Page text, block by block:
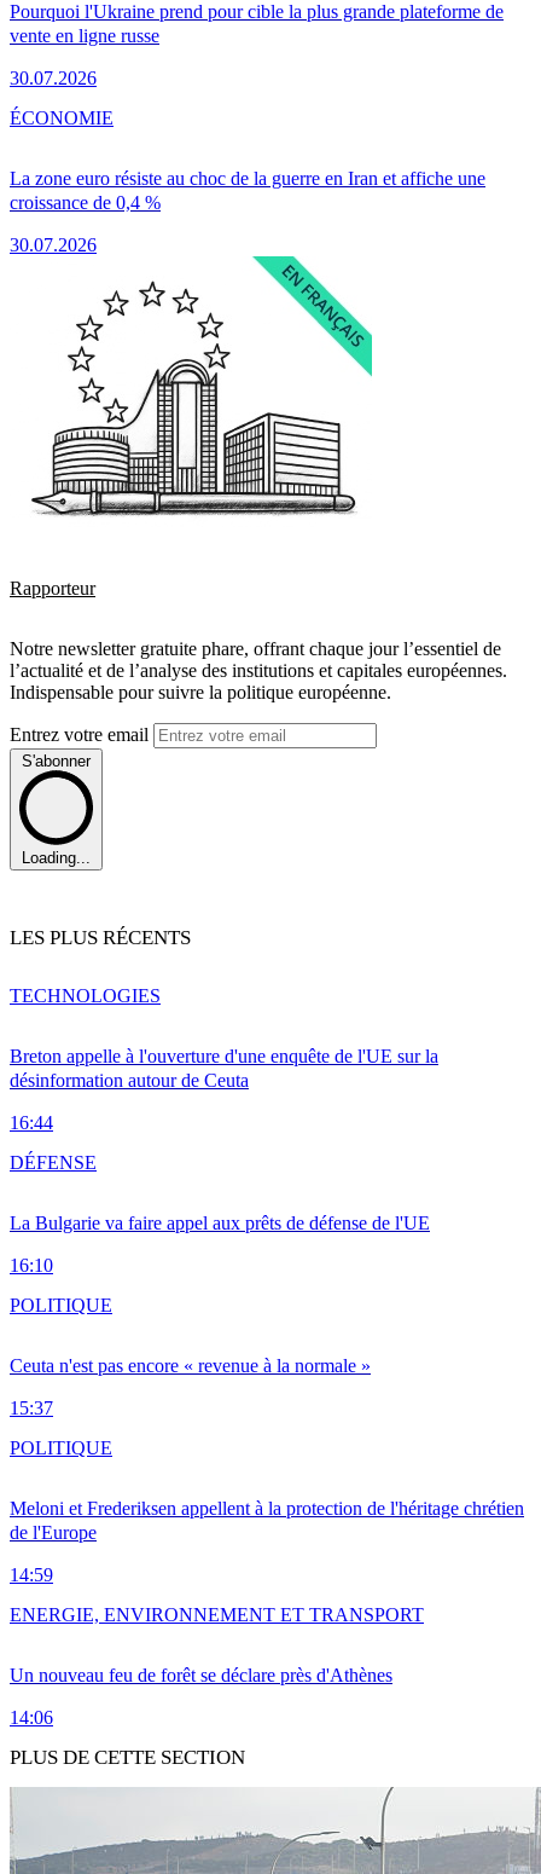
Pourquoi l'Ukraine prend pour cible la plus grande plateforme de
vente en ligne russe
30.07.2026
La zone euro résiste au choc de la guerre en Iran et affiche une
croissance de 0,4 %
30.07.2026
ÉCONOMIE
Rapporteur
Notre newsletter gratuite phare, offrant chaque jour l’essentiel de
l’actualité et de l’analyse des institutions et capitales européennes.
Indispensable pour suivre la politique européenne.
Entrez votre email
S'abonner
Loading...
LES PLUS RÉCENTS
Breton appelle à l'ouverture d'une enquête de l'UE sur la
désinformation autour de Ceuta
16:44
TECHNOLOGIES
La Bulgarie va faire appel aux prêts de défense de l'UE
16:10
DÉFENSE
Ceuta n'est pas encore « revenue à la normale »
15:37
POLITIQUE
Meloni et Frederiksen appellent à la protection de l'héritage chrétien
de l'Europe
14:59
POLITIQUE
Un nouveau feu de forêt se déclare près d'Athènes
14:06
ENERGIE, ENVIRONNEMENT ET TRANSPORT
PLUS DE CETTE SECTION